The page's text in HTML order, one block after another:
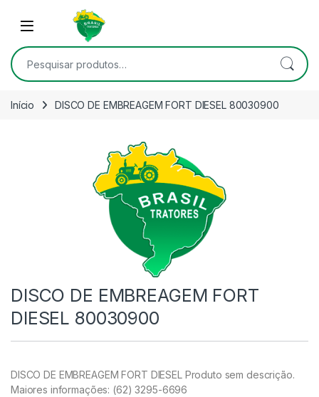
Skip to navigation
Open
Pesquisar por:
Início DISCO DE EMBREAGEM FORT DIESEL 80030900
DISCO DE EMBREAGEM FORT
DIESEL 80030900
DISCO DE EMBREAGEM FORT DIESEL Produto sem descrição.
Maiores informações: (62) 3295-6696